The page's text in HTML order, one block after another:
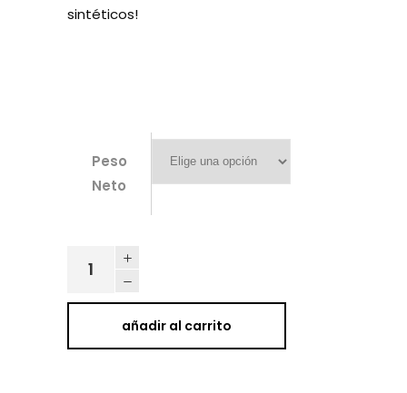
sintéticos!
Peso
Neto
Mantequilla
Divina
quantity
añadir al carrito